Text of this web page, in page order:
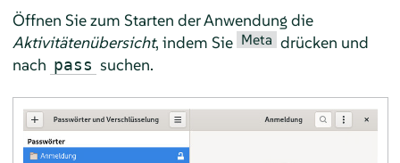
Öffnen Sie zum Starten der Anwendung die
Aktivitätenübersicht, indem Sie Meta drücken und
nach pass suchen.